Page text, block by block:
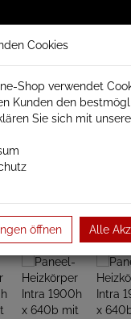
Schamotte
Cookies
Shop verwendet
Kunden den
Sie sich mit
öffnen Alle